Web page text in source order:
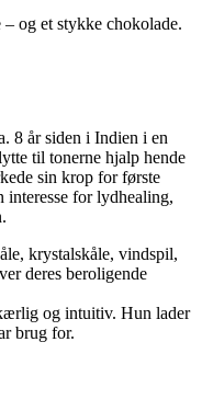
og et stykke chokolade.
8 år siden i Indien i en
til tonerne hjalp hende
sin krop for første
interesse for lydhealing,
krystalskåle, vindspil,
deres beroligende
og intuitiv. Hun lader
brug for.